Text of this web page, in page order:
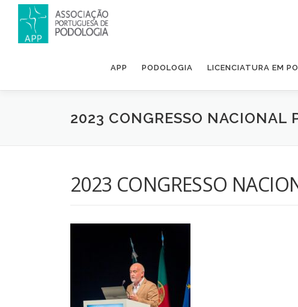
APP PODOLOGIA LICENCIATURA EM
2023 CONGRESSO NACIONAL
2023 CONGRESSO